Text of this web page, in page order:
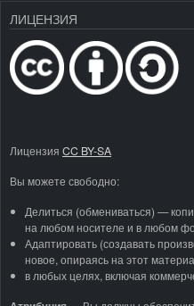
ЛИЦЕНЗИЯ
Лицензия CC BY-SA
Вы можете свободно:
Делиться (обмениваться) —
на любом носителе и в любом
Адаптировать (создавать
новое, опираясь на этот
в любых целях, включая